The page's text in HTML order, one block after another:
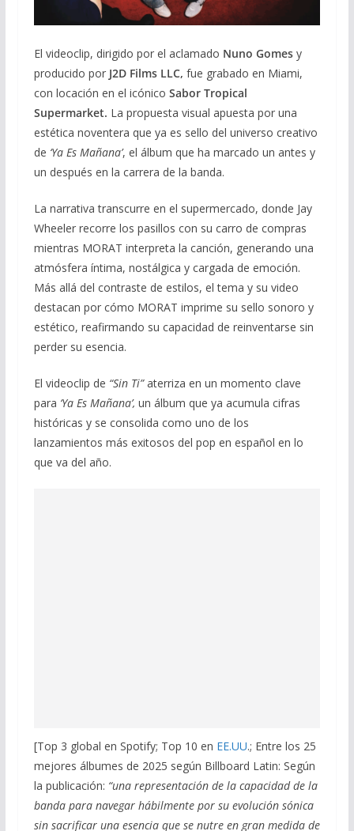
El videoclip, dirigido por el aclamado Nuno Gomes y
producido por J2D Films LLC, fue grabado en Miami,
con locación en el icónico Sabor Tropical
Supermarket. La propuesta visual apuesta por una
estética noventera que ya es sello del universo creativo
de ‘Ya Es Mañana’, el álbum que ha marcado un antes y
un después en la carrera de la banda.
La narrativa transcurre en el supermercado, donde Jay
Wheeler recorre los pasillos con su carro de compras
mientras MORAT interpreta la canción, generando una
atmósfera íntima, nostálgica y cargada de emoción.
Más allá del contraste de estilos, el tema y su video
destacan por cómo MORAT imprime su sello sonoro y
estético, reafirmando su capacidad de reinventarse sin
perder su esencia.
El videoclip de “Sin Ti”aterriza en un momento clave
para ‘Ya Es Mañana’, un álbum que ya acumula cifras
históricas y se consolida como uno de los
lanzamientos más exitosos del pop en español en lo
que va del año.
[Top 3 global en Spotify; Top 10 en EE.UU.; Entre los 25
mejores álbumes de 2025 según Billboard Latin: Según
la publicación: “una representación de la capacidad de la
banda para navegar hábilmente por su evolución sónica
sin sacrificar una esencia que se nutre en gran medida de